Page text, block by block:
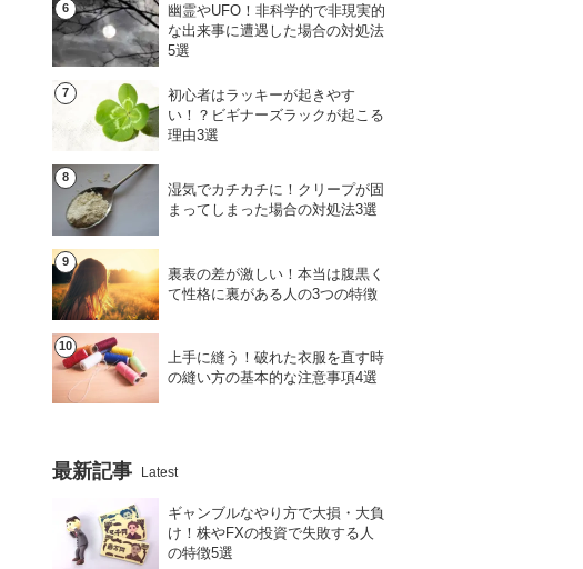
幽霊やUFO！非科学的で非現実的
な出来事に遭遇した場合の対処法
5選
初心者はラッキーが起きやす
い！？ビギナーズラックが起こる
理由3選
湿気でカチカチに！クリープが固
まってしまった場合の対処法3選
裏表の差が激しい！本当は腹黒く
て性格に裏がある人の3つの特徴
上手に縫う！破れた衣服を直す時
の縫い方の基本的な注意事項4選
最新記事 Latest
ギャンブルなやり方で大損・大負
け！株やFXの投資で失敗する人
の特徴5選